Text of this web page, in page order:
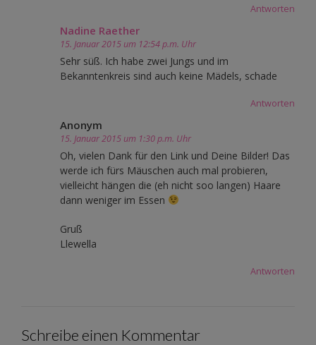
Antworten
Nadine Raether
15. Januar 2015 um 12:54 p.m. Uhr
Sehr süß. Ich habe zwei Jungs und im
Bekanntenkreis sind auch keine Mädels, schade
Antworten
Anonym
15. Januar 2015 um 1:30 p.m. Uhr
Oh, vielen Dank für den Link und Deine Bilder! Das
werde ich fürs Mäuschen auch mal probieren,
vielleicht hängen die (eh nicht soo langen) Haare
dann weniger im Essen
Gruß
Llewella
Antworten
Schreibe einen Kommentar